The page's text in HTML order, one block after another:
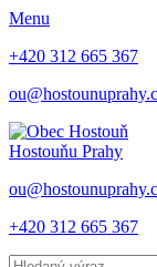
Menu
+420 312 665 367
Hostouňu Prahy
+420 312 665 367